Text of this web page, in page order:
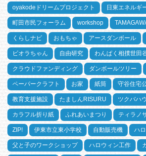
oyakodeドリームプロジェクト 日東エネルギ
町田市民フォーラム workshop
くらしナビ おもちゃ アースダンボール
ビオラちゃん 自由研究 わんぱく相撲世田
クラウドファンディング ダンボールツリー
ペーパークラフト お家 紙筒 守谷住宅
教育支援施設 たましんRISURU ツクバハ
カラフル折り紙 ふれあいまつり ティラノ
ZIP! 伊東市立東小学校 自動販売機 ハ
父と子のワークショップ ハロウィン工作